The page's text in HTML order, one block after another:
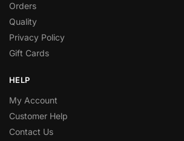
Orders
Quality
Privacy Policy
Gift Cards
HELP
My Account
Customer Help
Contact Us